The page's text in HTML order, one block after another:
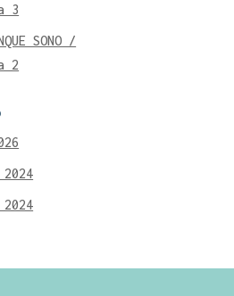
3
SONO /
2
2024